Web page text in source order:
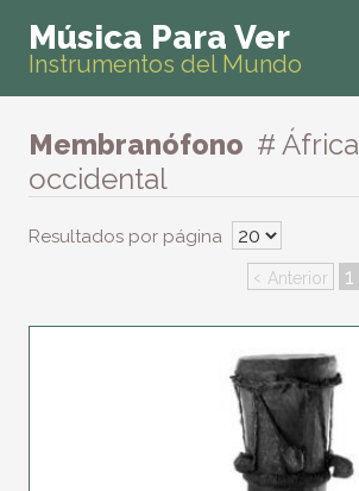
Música Para Ver
Instrumentos del Mundo
Membranófono # África
occidental
Resultados por página
‹ Anterior 1